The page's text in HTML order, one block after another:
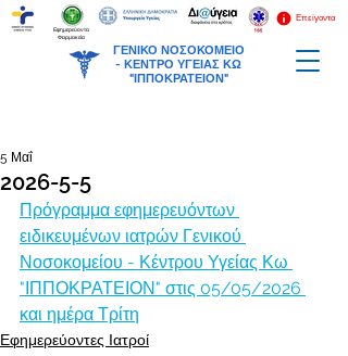
ΓΕΝΙΚΟ ΝΟΣΟΚΟΜΕΙΟ
- ΚΕΝΤΡΟ ΥΓΕΙΑΣ ΚΩ
"ΙΠΠΟΚΡΑΤΕΙΟΝ"
Επείγοντα
Εφημερεύοντα
Φαρμακεία
2026-5-5
5 Μαΐ
Πρόγραμμα εφημερευόντων
ειδικευμένων ιατρών Γενικού
Νοσοκομείου - Κέντρου Υγείας Κω
"ΙΠΠΟΚΡΑΤΕΙΟΝ" στις 05/05/2026
και ημέρα Τρίτη
Εφημερεύοντες Ιατροί